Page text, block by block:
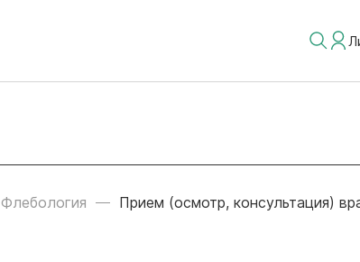
Флебология Прием (осмотр, консультация)